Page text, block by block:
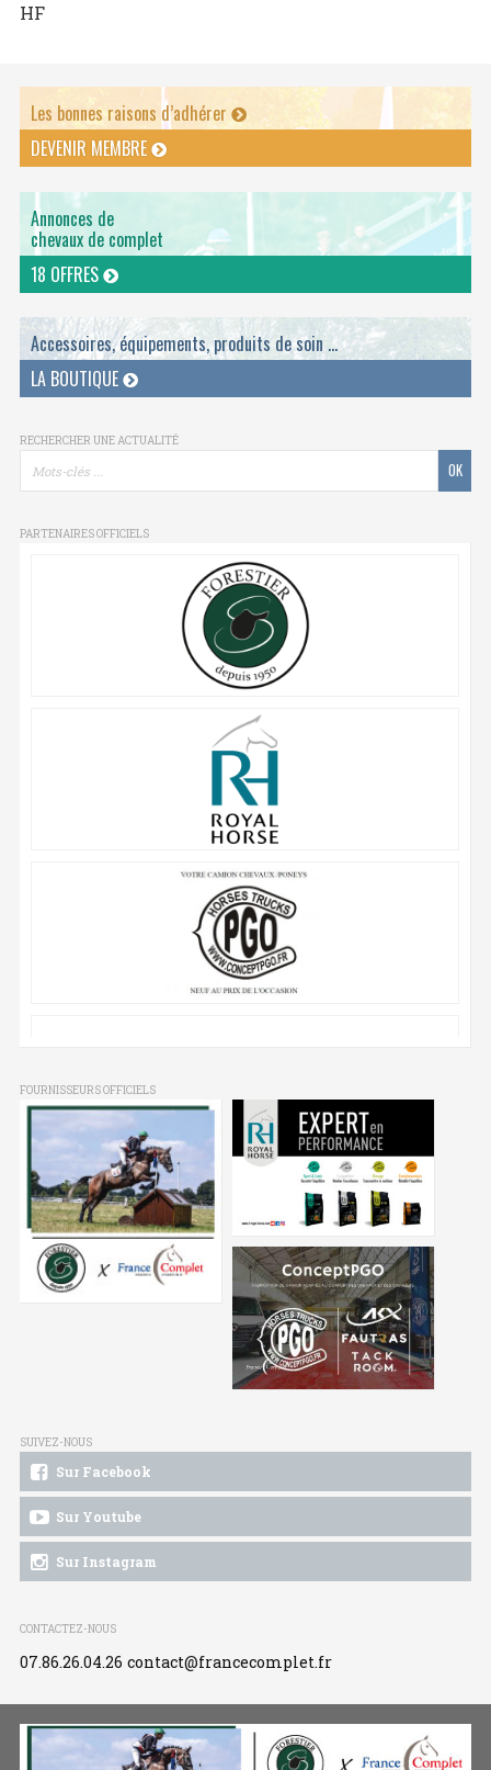
HF
Les bonnes raisons d’adhérer
DEVENIR MEMBRE
Annonces de
chevaux de complet
18 OFFRES
Accessoires, équipements, produits de soin ...
LA BOUTIQUE
RECHERCHER UNE ACTUALITÉ
PARTENAIRES OFFICIELS
FOURNISSEURS OFFICIELS
SUIVEZ-NOUS
Sur Facebook
Sur Youtube
Sur Instagram
CONTACTEZ-NOUS
07.86.26.04.26 contact@francecomplet.fr